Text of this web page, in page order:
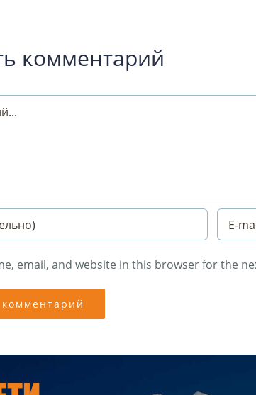
комментарий
email, and website in this browser for the